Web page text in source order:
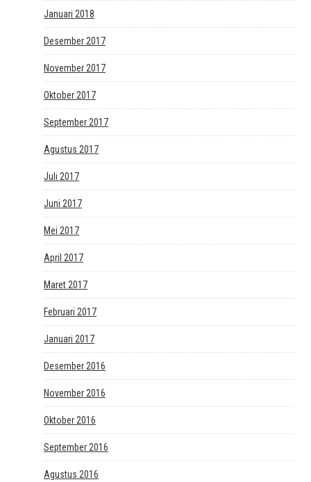
Januari 2018
Desember 2017
November 2017
Oktober 2017
September 2017
Agustus 2017
Juli 2017
Juni 2017
Mei 2017
April 2017
Maret 2017
Februari 2017
Januari 2017
Desember 2016
November 2016
Oktober 2016
September 2016
Agustus 2016